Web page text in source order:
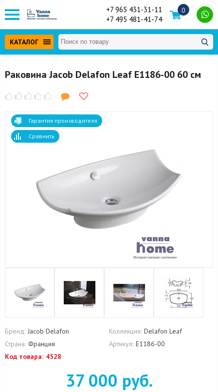
+7 965 431-31-11
+7 495 481-41-74
0
КАТАЛОГ
Раковина Jacob Delafon Leaf E1186-00 60 см
Гарантия производителя
Сравнить
Бренд: Jacob Delafon Коллекция: Delafon Leaf
Страна: Франция Артикул: E1186-00
Код товара: 4528
37 000 руб.